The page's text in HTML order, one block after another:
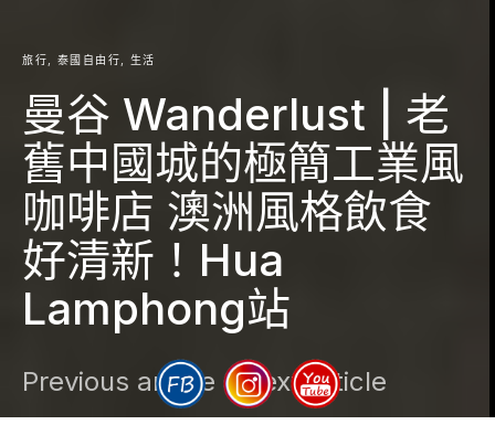
旅行 泰國自由行 生活
曼谷 Wanderlust | 老
舊中國城的極簡工業風
咖啡店 澳洲風格飲食
好清新！Hua
Lamphong站
Previous article Next article